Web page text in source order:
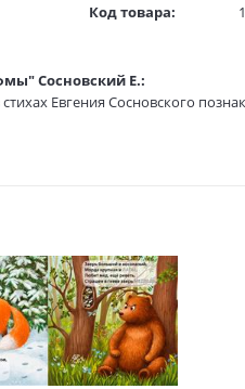
Код товара:
В продаже с:
Сосновский Е.:
Евгения Сосновского